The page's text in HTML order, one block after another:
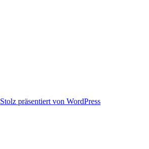
Stolz präsentiert von WordPress